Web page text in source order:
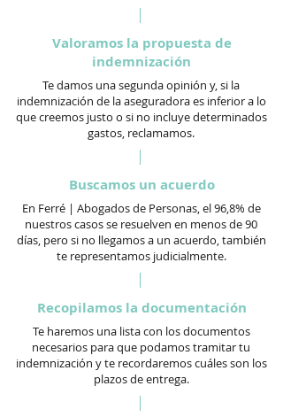
Valoramos la propuesta de
indemnización
Te damos una segunda opinión y, si la
indemnización de la aseguradora es inferior a lo
que creemos justo o si no incluye determinados
gastos, reclamamos.
Buscamos un acuerdo
En Ferré | Abogados de Personas, el 96,8% de
nuestros casos se resuelven en menos de 90
días, pero si no llegamos a un acuerdo, también
te representamos judicialmente.
Recopilamos la documentación
Te haremos una lista con los documentos
necesarios para que podamos tramitar tu
indemnización y te recordaremos cuáles son los
plazos de entrega.